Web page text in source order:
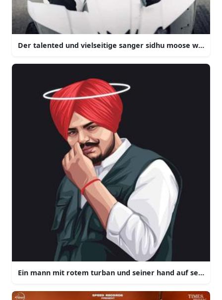
Der talented und vielseitige sanger sidhu moose wala
Ein mann mit rotem turban und seiner hand auf seinem